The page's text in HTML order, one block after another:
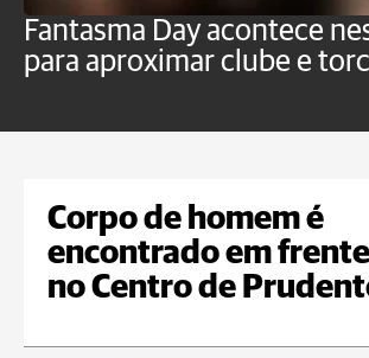
Fantasma Day acontece
para aproximar clube e
Corpo de homem é
encontrado em
no Centro de